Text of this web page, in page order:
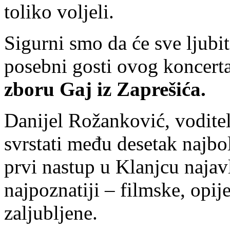
toliko voljeli.
Sigurni smo da će sve
posebni gosti ovog
zboru Gaj iz Zaprešića.
Danijel Rožanković,
svrstati među desetak
prvi nastup u Klanjcu
najpoznatiji – filmske,
zaljubljene.